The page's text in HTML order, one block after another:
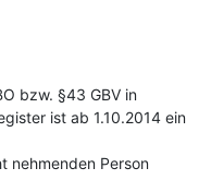
bzw. §43 GBV in
ist ab 1.10.2014 ein
nehmenden Person